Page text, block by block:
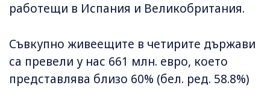
работещи в Испания и Великобритания.
Съвкупно живеещите в четирите държави
са превели у нас 661 млн. евро, което
представлява близо 60% (бел. ред. 58.8%)